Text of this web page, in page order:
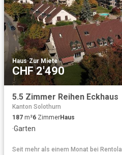
Haus·Zur Miete
CHF 2'490
5.5 Zimmer Reihen Eckhaus
Kanton Solothurn
187 m²6 ZimmerHaus
·Garten
Seit mehr als einem Monat bei Rentola